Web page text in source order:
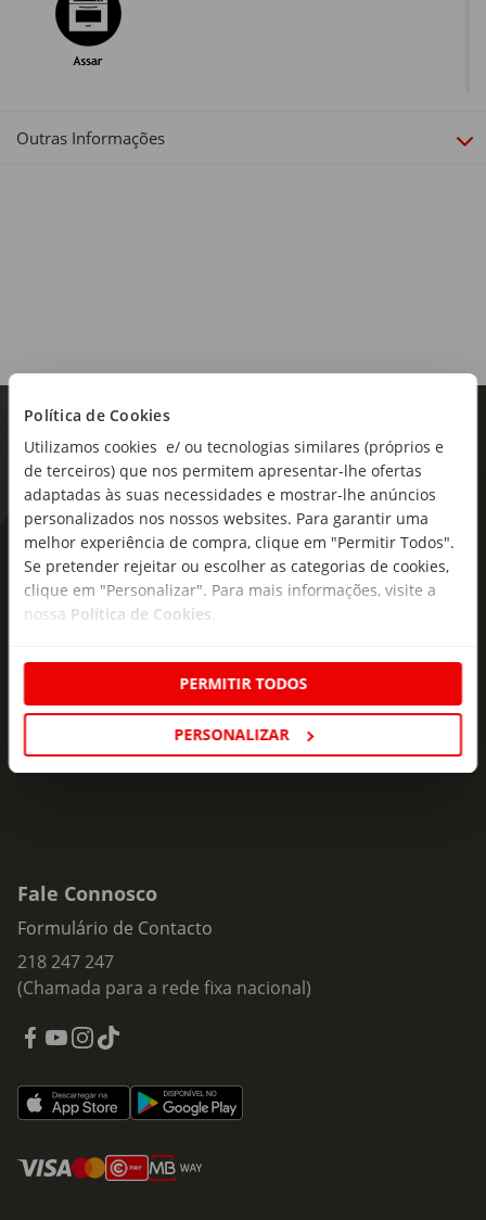
Política de Cookies
Utilizamos cookies e/ ou tecnologias similares (próprios e
de terceiros) que nos permitem apresentar-lhe ofertas
adaptadas às suas necessidades e mostrar-lhe anúncios
personalizados nos nossos websites. Para garantir uma
melhor experiência de compra, clique em "Permitir Todos".
Se pretender rejeitar ou escolher as categorias de cookies,
clique em "Personalizar". Para mais informações, visite a
nossa Política de Cookies
PERMITIR TODOS
PERSONALIZAR
Vinho Branco
Outras Informações
As novidades mais frescas no
seu e-mail!
ofertas e novidades para si.
mail
Subscrever
Fale Connosco
Formulário de Contacto
218 247 247
(Chamada para a rede fixa nacional)